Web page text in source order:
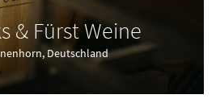
& Fürst Weine
Deutschland